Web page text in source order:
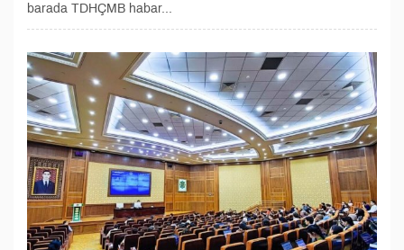
barada TDHÇMB habar...